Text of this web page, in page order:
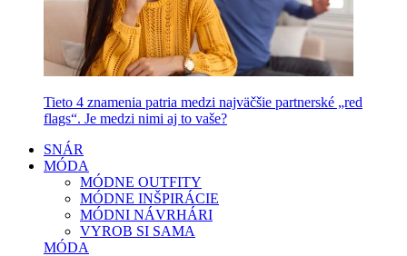
Tieto 4 znamenia patria medzi najväčšie partnerské „red
flags“. Je medzi nimi aj to vaše?
SNÁR
MÓDA
MÓDNE OUTFITY
MÓDNE INŠPIRÁCIE
MÓDNI NÁVRHÁRI
VYROB SI SAMA
MÓDA